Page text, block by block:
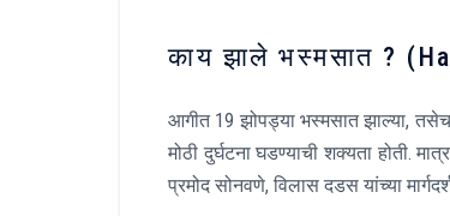
काय झाले भस्मसात ?
आगीत 19 झोपड्या भस्मसात झाल्या,
मोठी दुर्घटना घडण्याची शक्यता होती.
प्रमोद सोनवणे, विलास दडस यांच्या